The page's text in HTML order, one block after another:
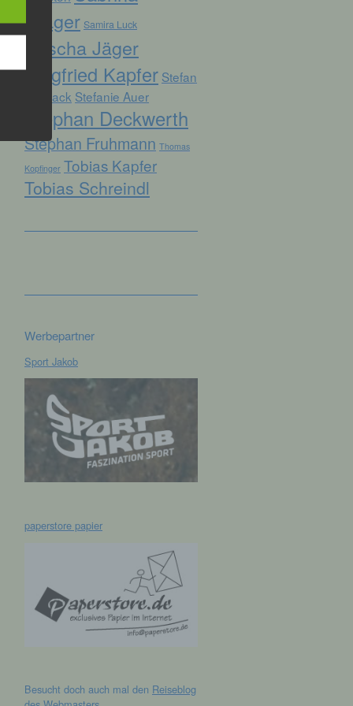
Prager Samira Luck
Sascha Jäger
Siegfried Kapfer Stefan
Biersack Stefanie Auer
Stephan Deckwerth
Stephan Fruhmann Thomas
Kopfinger Tobias Kapfer
Tobias Schreindl
Werbepartner
Sport Jakob
paperstore papier
Besucht doch auch mal den Reiseblog